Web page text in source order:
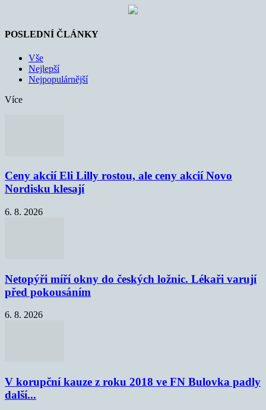
POSLEDNÍ ČLÁNKY
Vše
Nejlepší
Nejpopulárnější
Více
Ceny akcií Eli Lilly rostou, ale ceny akcií Novo
Nordisku klesají
6. 8. 2026
Netopýři míří okny do českých ložnic. Lékaři varují
před pokousáním
6. 8. 2026
V korupční kauze z roku 2018 ve FN Bulovka padly
další...